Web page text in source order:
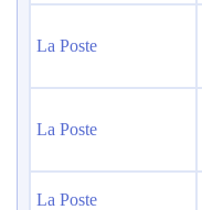
La Poste
La Poste
La Poste